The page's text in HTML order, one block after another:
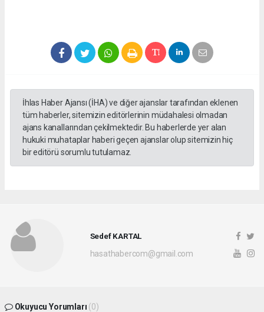
İhlas Haber Ajansı (İHA) ve diğer ajanslar tarafından eklenen
tüm haberler, sitemizin editörlerinin müdahalesi olmadan
ajans kanallarından çekilmektedir. Bu haberlerde yer alan
hukuki muhataplar haberi geçen ajanslar olup sitemizin hiç
bir editörü sorumlu tutulamaz.
Sedef KARTAL
hasathabercom@gmail.com
Okuyucu Yorumları (0)